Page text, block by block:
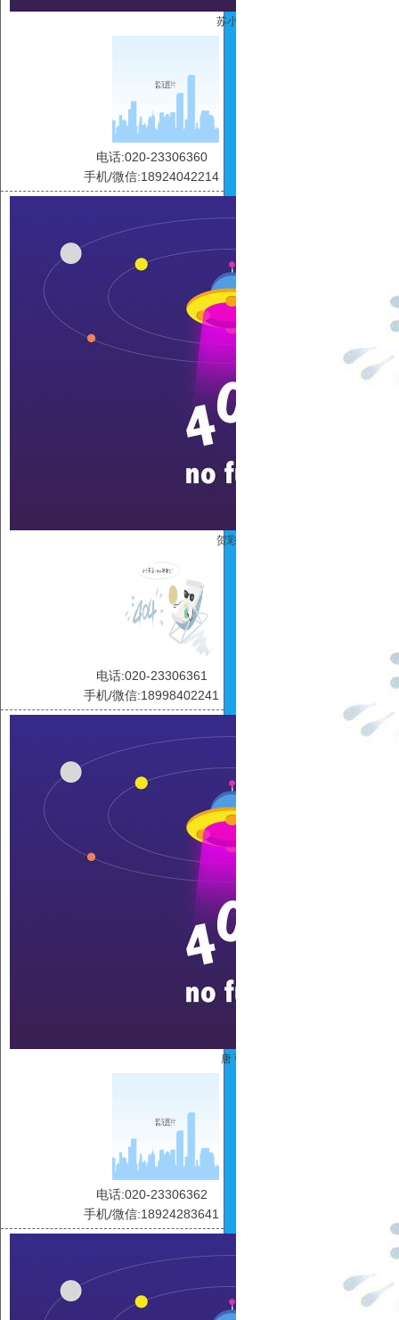
苏小碧
电话:020-23306360
手机/微信:18924042214
贺彩虹
电话:020-23306361
手机/微信:18998402241
唐 弘
电话:020-23306362
手机/微信:18924283641